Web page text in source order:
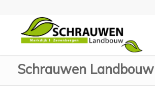
Schrauwen Landbouw